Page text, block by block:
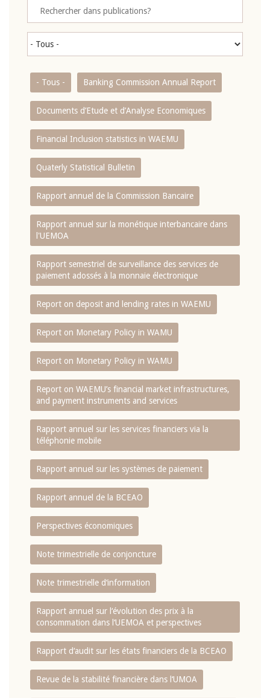
- Tous - Banking Commission Annual Report
Documents d’Etude et d’Analyse Economiques
Financial Inclusion statistics in WAEMU
Quaterly Statistical Bulletin
Rapport annuel de la Commission Bancaire
Rapport annuel sur la monétique interbancaire dans
l'UEMOA
Rapport semestriel de surveillance des services de
paiement adossés à la monnaie électronique
Report on deposit and lending rates in WAEMU
Report on Monetary Policy in WAMU
Report on Monetary Policy in WAMU
Report on WAEMU’s financial market infrastructures,
and payment instruments and services
Rapport annuel sur les services financiers via la
téléphonie mobile
Rapport annuel sur les systèmes de paiement
Rapport annuel de la BCEAO
Perspectives économiques
Note trimestrielle de conjoncture
Note trimestrielle d‘information
Rapport annuel sur l‘évolution des prix à la
consommation dans l‘UEMOA et perspectives
Rapport d‘audit sur les états financiers de la BCEAO
Revue de la stabilité financière dans l‘UMOA